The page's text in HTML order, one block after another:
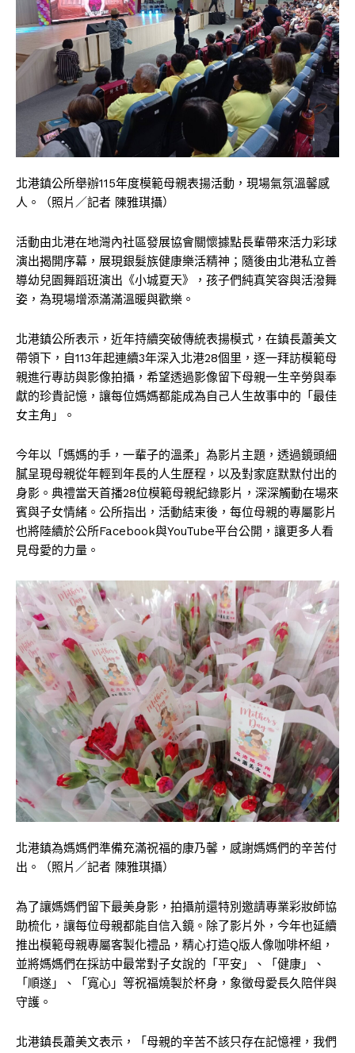
北港鎮公所舉辦115年度模範母親表揚活動，現場氣氛溫馨感
人。（照片／記者 陳雅琪攝）
活動由北港在地灣內社區發展協會關懷據點長輩帶來活力彩球
演出揭開序幕，展現銀髮族健康樂活精神；隨後由北港私立善
導幼兒園舞蹈班演出《小城夏天》，孩子們純真笑容與活潑舞
姿，為現場增添滿滿溫暖與歡樂。
北港鎮公所表示，近年持續突破傳統表揚模式，在鎮長蕭美文
帶領下，自113年起連續3年深入北港28個里，逐一拜訪模範母
親進行專訪與影像拍攝，希望透過影像留下母親一生辛勞與奉
獻的珍貴記憶，讓每位媽媽都能成為自己人生故事中的「最佳
女主角」。
今年以「媽媽的手，一輩子的溫柔」為影片主題，透過鏡頭細
膩呈現母親從年輕到年長的人生歷程，以及對家庭默默付出的
身影。典禮當天首播28位模範母親紀錄影片，深深觸動在場來
賓與子女情緒。公所指出，活動結束後，每位母親的專屬影片
也將陸續於公所Facebook與YouTube平台公開，讓更多人看
見母愛的力量。
北港鎮為媽媽們準備充滿祝福的康乃馨，感謝媽媽們的辛苦付
出。（照片／記者 陳雅琪攝）
為了讓媽媽們留下最美身影，拍攝前還特別邀請專業彩妝師協
助梳化，讓每位母親都能自信入鏡。除了影片外，今年也延續
推出模範母親專屬客製化禮品，精心打造Q版人像咖啡杯組，
並將媽媽們在採訪中最常對子女說的「平安」、「健康」、
「順遂」、「寬心」等祝福燒製於杯身，象徵母愛長久陪伴與
守護。
北港鎮長蕭美文表示，「母親的辛苦不該只存在記憶裡，我們